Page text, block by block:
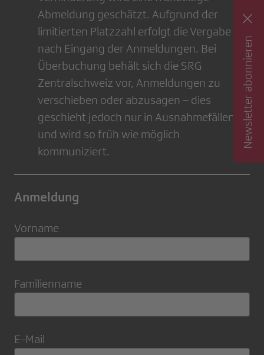
Abmeldung geschätzt. Aufgrund der
limitierten Platzzahl erfolgt die Vergabe
nach Eingang der Anmeldungen. Bei
Überbuchung behält sich die SRG
Zentralschweiz vor, Anmeldungen zu
verschieben oder abzusagen – dies
geschieht jedoch nur in Ausnahmefällen
und wird so früh wie möglich
kommuniziert.
Anmeldung
Vorname
Familienname
E-Mail
Newsletter abonnieren